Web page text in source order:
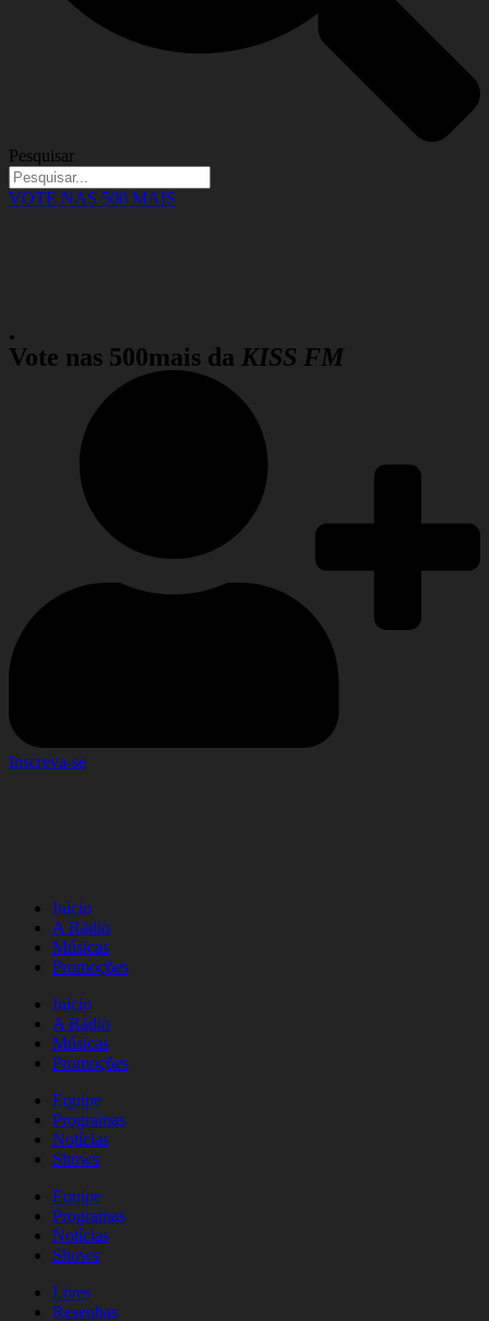
Pesquisar
VOTE NAS 500 MAIS
.
Vote nas 500mais da KISS FM
Inscreva-se
Início
A Rádio
Músicas
Promoções
Início
A Rádio
Músicas
Promoções
Equipe
Programas
Notícias
Shows
Equipe
Programas
Notícias
Shows
Lives
Resenhas